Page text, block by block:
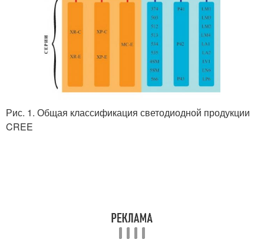
Рис. 1. Общая классификация светодиодной продукции
CREE